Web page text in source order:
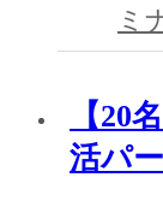
ミ
【20
活パ